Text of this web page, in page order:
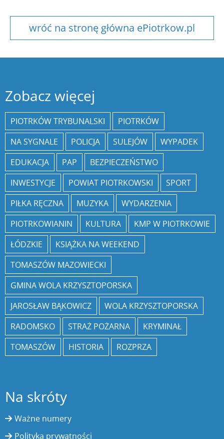
wróć na stronę główna ePiotrkow.pl
Zobacz więcej
PIOTRKÓW TRYBUNALSKI
PIOTRKÓW
NA SYGNALE
POLICJA SULEJÓW
WYPADEK
EDUKACJA
PAP
BEZPIECZEŃSTWO
INWESTYCJE
POWIAT PIOTRKOWSKI
SPORT
PIŁKA RĘCZNA
MUZYKA
WYDARZENIA
PIOTRKOWIANIN
KULTURA
KMP W PIOTRKOWIE
ŁÓDZKIE
KSIĄŻKA NA WEEKEND
TOMASZÓW MAZOWIECKI
GMINA WOLA KRZYSZTOPORSKA
JAROSŁAW BĄKOWICZ
WOLA KRZYSZTOPORSKA
RADOMSKO
STRAŻ POŻARNA
KRYMINAŁ
TOMASZÓW
HISTORIA ROZPRZA
Na skróty
Ważne numery
Polityka prywatności